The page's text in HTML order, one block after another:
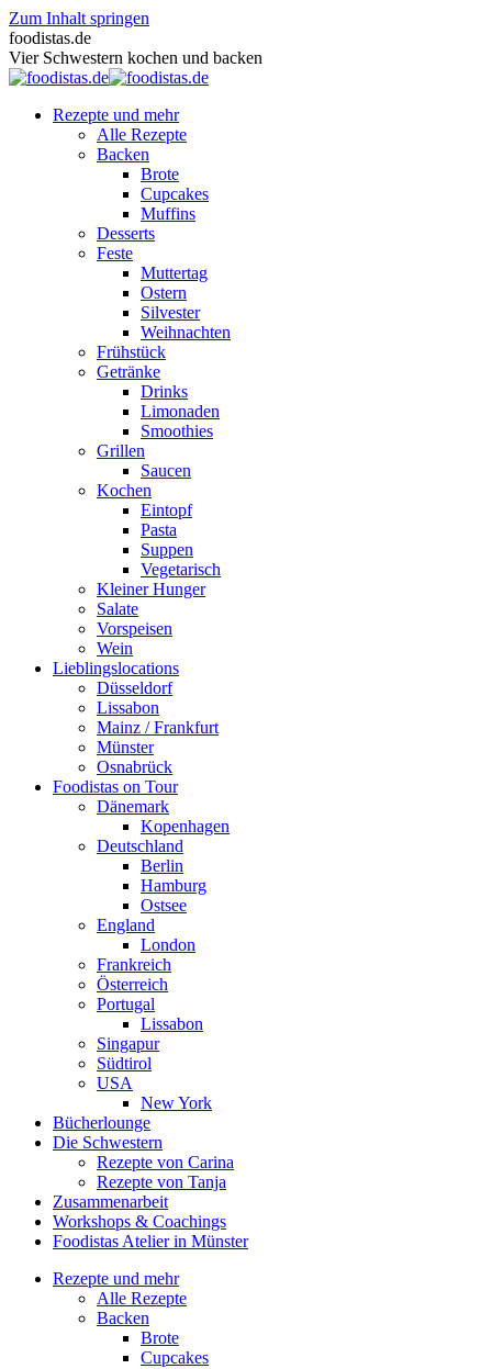
Zum Inhalt springen
foodistas.de
Vier Schwestern kochen und backen
Rezepte und mehr
Alle Rezepte
Backen
Brote
Cupcakes
Muffins
Desserts
Feste
Muttertag
Ostern
Silvester
Weihnachten
Frühstück
Getränke
Drinks
Limonaden
Smoothies
Grillen
Saucen
Kochen
Eintopf
Pasta
Suppen
Vegetarisch
Kleiner Hunger
Salate
Vorspeisen
Wein
Lieblingslocations
Düsseldorf
Lissabon
Mainz / Frankfurt
Münster
Osnabrück
Foodistas on Tour
Dänemark
Kopenhagen
Deutschland
Berlin
Hamburg
Ostsee
England
London
Frankreich
Österreich
Portugal
Lissabon
Singapur
Südtirol
USA
New York
Bücherlounge
Die Schwestern
Rezepte von Carina
Rezepte von Tanja
Zusammenarbeit
Workshops & Coachings
Foodistas Atelier in Münster
Rezepte und mehr
Alle Rezepte
Backen
Brote
Cupcakes